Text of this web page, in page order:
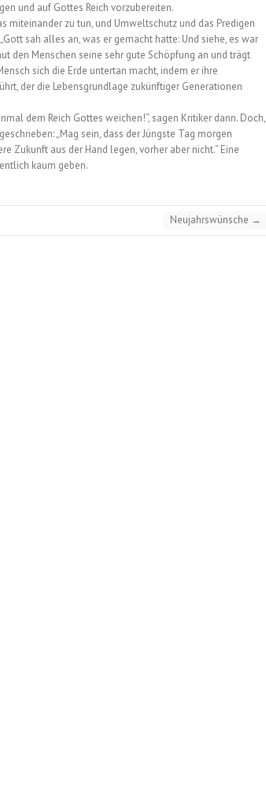
und auf Gottes Reich vorzubereiten.
miteinander zu tun, und Umweltschutz und das Predigen
sah alles an, was er gemacht hatte: Und siehe, es war
den Menschen seine sehr gute Schöpfung an und trägt
sich die Erde untertan macht, indem er ihre
der die Lebensgrundlage zukünftiger Generationen
dem Reich Gottes weichen!“, sagen Kritiker dann. Doch,
„Mag sein, dass der Jüngste Tag morgen
Zukunft aus der Hand legen, vorher aber nicht.“ Eine
kaum geben.
Neujahrswünsche →